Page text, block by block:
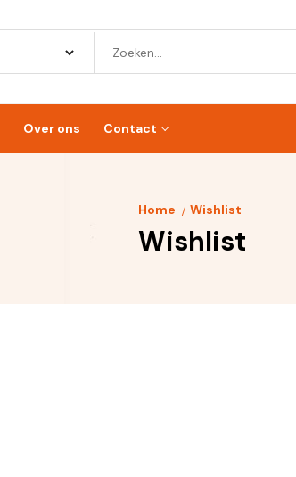
Over ons Contact
Home Wishlist
Wishlist